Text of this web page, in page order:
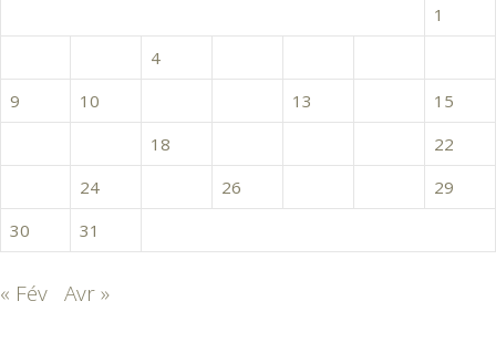
1
4
9
10 13
15
18
22
24 26
29
30
31
« Fév Avr »